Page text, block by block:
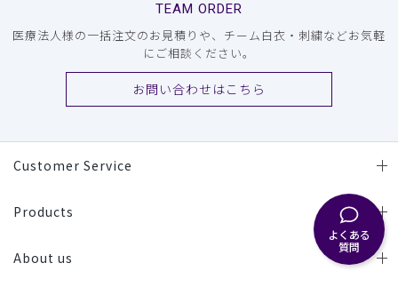
よくある
質問
TEAM ORDER
医療法人様の一括注文のお見積りや、チーム白衣・刺繍などお気軽
にご相談ください。
お問い合わせはこちら
Customer Service
Products
About us